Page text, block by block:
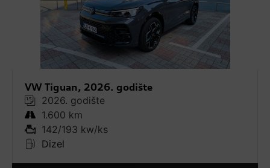
VW Tiguan, 2026. godište
2026. godište
1.600 km
142/193 kw/ks
Dizel